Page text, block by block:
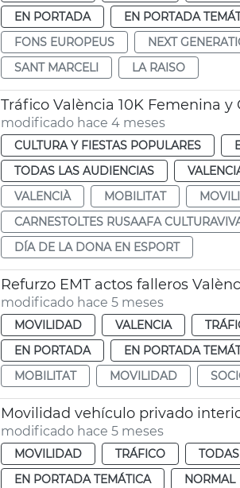
EN PORTADA
EN PORTADA
FONS EUROPEUS
NEXT
SANT MARCELI
LA RAISO
Tráfico València 10K Femenina y
modificado hace 4 meses
CULTURA Y FIESTAS POPULARES
TODAS LAS AUDIENCIAS
VALENCIÀ
MOBILITAT
CARNESTOLTES RUSAAFA
DÍA DE LA DONA EN ESPORT
Refurzo EMT actos falleros
modificado hace 5 meses
MOVILIDAD VALENCIA
EN PORTADA
EN PORTADA
MOBILITAT
MOVILIDAD
Movilidad vehículo privado
modificado hace 5 meses
MOVILIDAD TRÁFICO
EN PORTADA TEMÁTICA
NORMAL